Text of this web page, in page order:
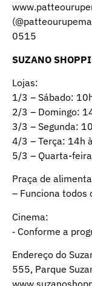
0515
SUZANO
Lojas:
1/3 – Sábado:
2/3 – Domingo:
3/3 – Segunda:
4/3 – Terça: 14h
5/3 – Quarta-
Praça de
– Funciona todos
Cinema:
⁃ Conforme a
Endereço do
555, Parque